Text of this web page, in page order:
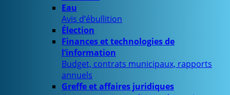
Eau
Avis d’ébullition
Élection
Finances et technologies de
l’information
Budget, contrats municipaux, rapports
annuels
Greffe et affaires juridiques